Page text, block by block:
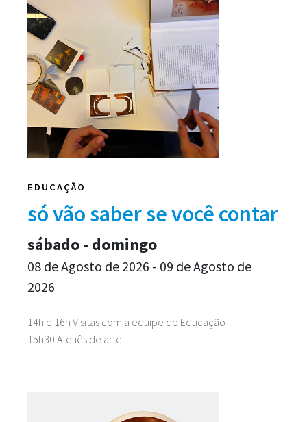
EDUCAÇÃO
só vão saber se você contar
14h e 16h Visitas com a equipe de Educação
15h30 Ateliês de arte
sábado - domingo
08 de Agosto de 2026 - 09 de Agosto de
2026